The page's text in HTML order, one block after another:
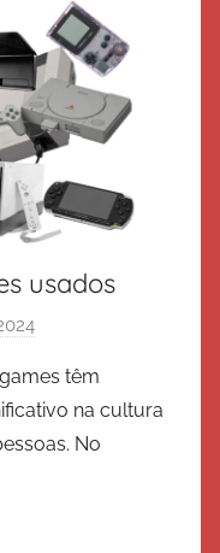
usados
r
E
x
têm
na cultura
No